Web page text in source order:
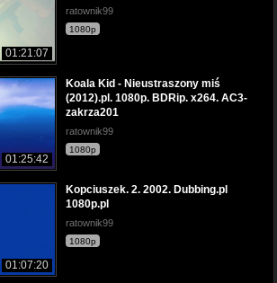
01:21:07
ratownik99
1080p
01:25:42
Koala Kid - Nieustraszony miś
(2012).pl. 1080p. BDRip. x264. AC3-
zakrza201
ratownik99
1080p
01:07:20
Kopciuszek. 2. 2002. Dubbing.pl
1080p.pl
ratownik99
1080p